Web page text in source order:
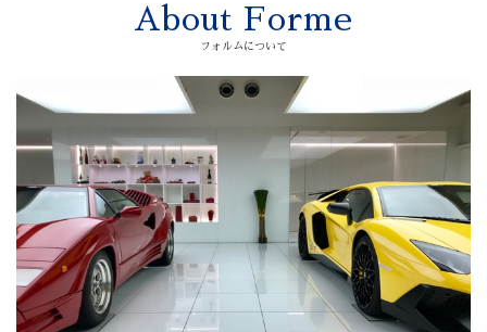
About Forme
フォルムについて